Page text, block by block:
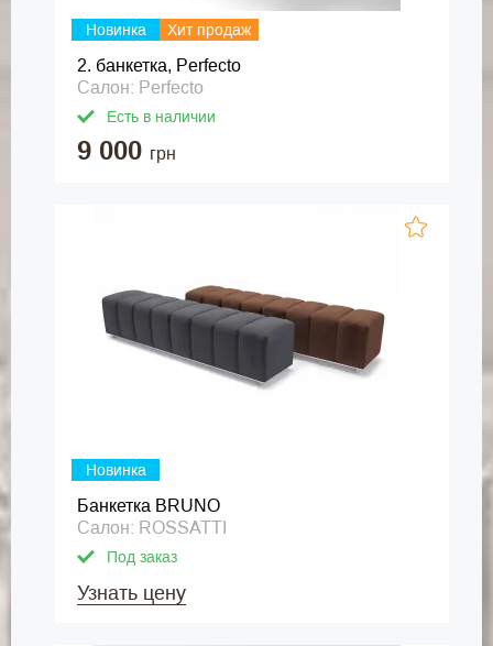
Новинка Хит продаж
2. банкетка, Perfecto
Салон: Perfecto
Есть в наличии
9 000 грн
Новинка
Банкетка BRUNO
Салон: ROSSATTI
Под заказ
Узнать цену